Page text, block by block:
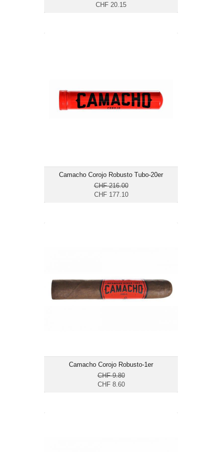
CHF 20.15
Camacho Corojo Robusto Tubo-20er
CHF 216.00
CHF 177.10
Länge: 12.7
mittelkräftig bis kräftig
Camacho Corojo Robusto-1er
CHF 9.80
CHF 8.60
Ringmass: 50
Länge: 12.7
mittelkräftig bis kräftig